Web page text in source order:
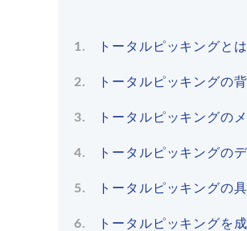
トータルピッキングとは
トータルピッキングの
トータルピッキングの
トータルピッキングの
トータルピッキングの
トータルピッキングを